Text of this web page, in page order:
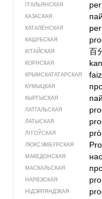
ІТАЛЬЯНСКАЯ
КАЗАСКАЯ
КАТАЛЁНСКАЯ
КАШУБСКАЯ
КІТАЙСКАЯ 百
КОРНСКАЯ
КРЫМСКАТАТАРСКАЯ faiz
КУМЫЦКАЯ
КЫРГЫСКАЯ
ЛАТГАЛЬСКАЯ
ЛАТЫСКАЯ
ЛІТОЎСКАЯ
ЛЮКСЭМБУРСКАЯ
МАКЕДОНСКАЯ
МАСКАЛЬСКАЯ
НАРВЭСКАЯ
НІДЭРЛЯНДЗКАЯ